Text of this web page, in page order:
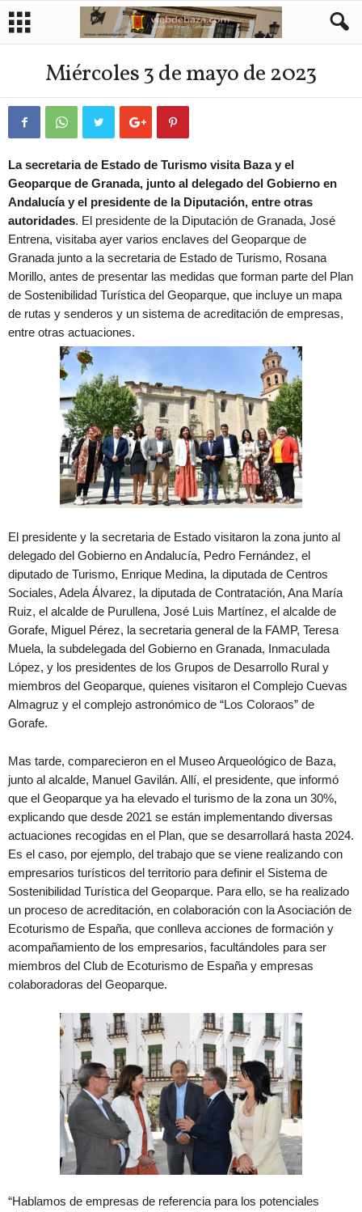
Miércoles 3 de mayo de 2023
La secretaria de Estado de Turismo visita Baza y el
Geoparque de Granada, junto al delegado del Gobierno en
Andalucía y el presidente de la Diputación, entre otras
autoridades. El presidente de la Diputación de Granada, José
Entrena, visitaba ayer varios enclaves del Geoparque de
Granada junto a la secretaria de Estado de Turismo, Rosana
Morillo, antes de presentar las medidas que forman parte del Plan
de Sostenibilidad Turística del Geoparque, que incluye un mapa
de rutas y senderos y un sistema de acreditación de empresas,
entre otras actuaciones.
El presidente y la secretaria de Estado visitaron la zona junto al
delegado del Gobierno en Andalucía, Pedro Fernández, el
diputado de Turismo, Enrique Medina, la diputada de Centros
Sociales, Adela Álvarez, la diputada de Contratación, Ana María
Ruiz, el alcalde de Purullena, José Luis Martínez, el alcalde de
Gorafe, Miguel Pérez, la secretaria general de la FAMP, Teresa
Muela, la subdelegada del Gobierno en Granada, Inmaculada
López, y los presidentes de los Grupos de Desarrollo Rural y
miembros del Geoparque, quienes visitaron el Complejo Cuevas
Almagruz y el complejo astronómico de “Los Coloraos” de
Gorafe.
Mas tarde, comparecieron en el Museo Arqueológico de Baza,
junto al alcalde, Manuel Gavilán. Allí, el presidente, que informó
que el Geoparque ya ha elevado el turismo de la zona un 30%,
explicando que desde 2021 se están implementando diversas
actuaciones recogidas en el Plan, que se desarrollará hasta 2024.
Es el caso, por ejemplo, del trabajo que se viene realizando con
empresarios turísticos del territorio para definir el Sistema de
Sostenibilidad Turística del Geoparque. Para ello, se ha realizado
un proceso de acreditación, en colaboración con la Asociación de
Ecoturismo de España, que conlleva acciones de formación y
acompañamiento de los empresarios, facultándoles para ser
miembros del Club de Ecoturismo de España y empresas
colaboradoras del Geoparque.
“Hablamos de empresas de referencia para los potenciales